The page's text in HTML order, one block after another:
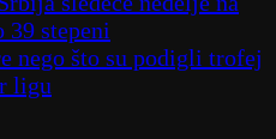
39 stepeni
nego što su podigli trofej
ligu